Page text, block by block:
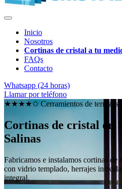
Inicio
Nosotros
Cortinas de cristal a tu
FAQs
Contacto
Whatsapp (24 horas)
Llamar por teléfono
★★★★✩ Cerramientos de terrazas
Cortinas de cristal en
Salinas
Fabricamos e instalamos cortinas de
con vidrio templado, herrajes
integral.